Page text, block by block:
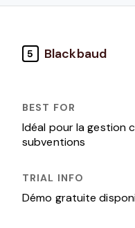
5 Blackbaud
Idéal pour la gestion
subventions
Démo gratuite